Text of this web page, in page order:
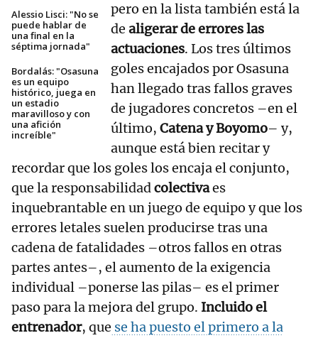
Alessio Lisci: "No se
puede hablar de
una final en la
séptima jornada"
Bordalás: "Osasuna
es un equipo
histórico, juega en
un estadio
maravilloso y con
una afición
increíble"
pero en la lista también está la
de aligerar de errores las
actuaciones. Los tres últimos
goles encajados por Osasuna
han llegado tras fallos graves
de jugadores concretos –en el
último, Catena y Boyomo– y,
aunque está bien recitar y
recordar que los goles los encaja el conjunto,
que la responsabilidadcolectivaes
inquebrantable en un juego de equipo y que los
errores letales suelen producirse tras una
cadena de fatalidades –otros fallos en otras
partes antes–, el aumento de la exigencia
individual –ponerse las pilas– es el primer
paso para la mejora del grupo. Incluido el
entrenador, que se ha puesto el primero a la